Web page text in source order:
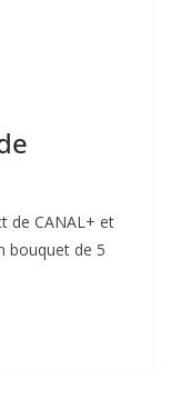
de CANAL+ et
bouquet de 5